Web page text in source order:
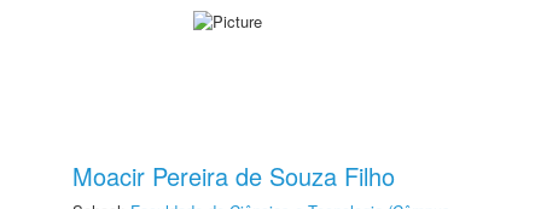
Moacir Pereira de Souza Filho